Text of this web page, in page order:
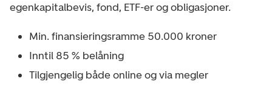
egenkapitalbevis, fond, ETF-er og obligasjoner.
Min. finansieringsramme 50.000 kroner
Inntil 85 % belåning
Tilgjengelig både online og via megler